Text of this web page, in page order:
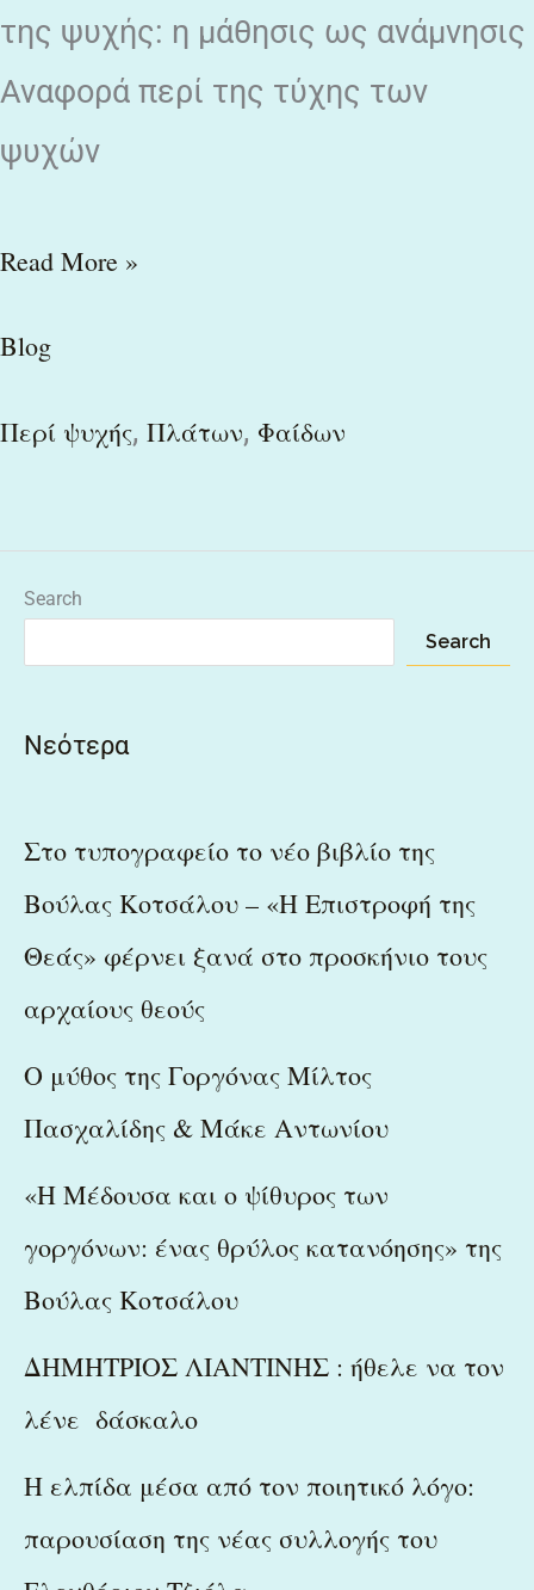
της ψυχής: η μάθησις ως ανάμνησις
Αναφορά περί της τύχης των
ψυχών
Read More »
Blog
Περί ψυχής, Πλάτων, Φαίδων
Search
Search
Νεότερα
Στο τυπογραφείο το νέο βιβλίο της
Βούλας Κοτσάλου – «Η Επιστροφή της
Θεάς» φέρνει ξανά στο προσκήνιο τους
αρχαίους θεούς
Ο μύθος της Γοργόνας Μίλτος
Πασχαλίδης & Μάκε Αντωνίου
«Η Μέδουσα και ο ψίθυρος των
γοργόνων: ένας θρύλος κατανόησης» της
Βούλας Κοτσάλου
ΔΗΜΗΤΡΙΟΣ ΛΙΑΝΤΙΝΗΣ : ήθελε να τον
λένε δάσκαλο
Η ελπίδα μέσα από τον ποιητικό λόγο:
παρουσίαση της νέας συλλογής του